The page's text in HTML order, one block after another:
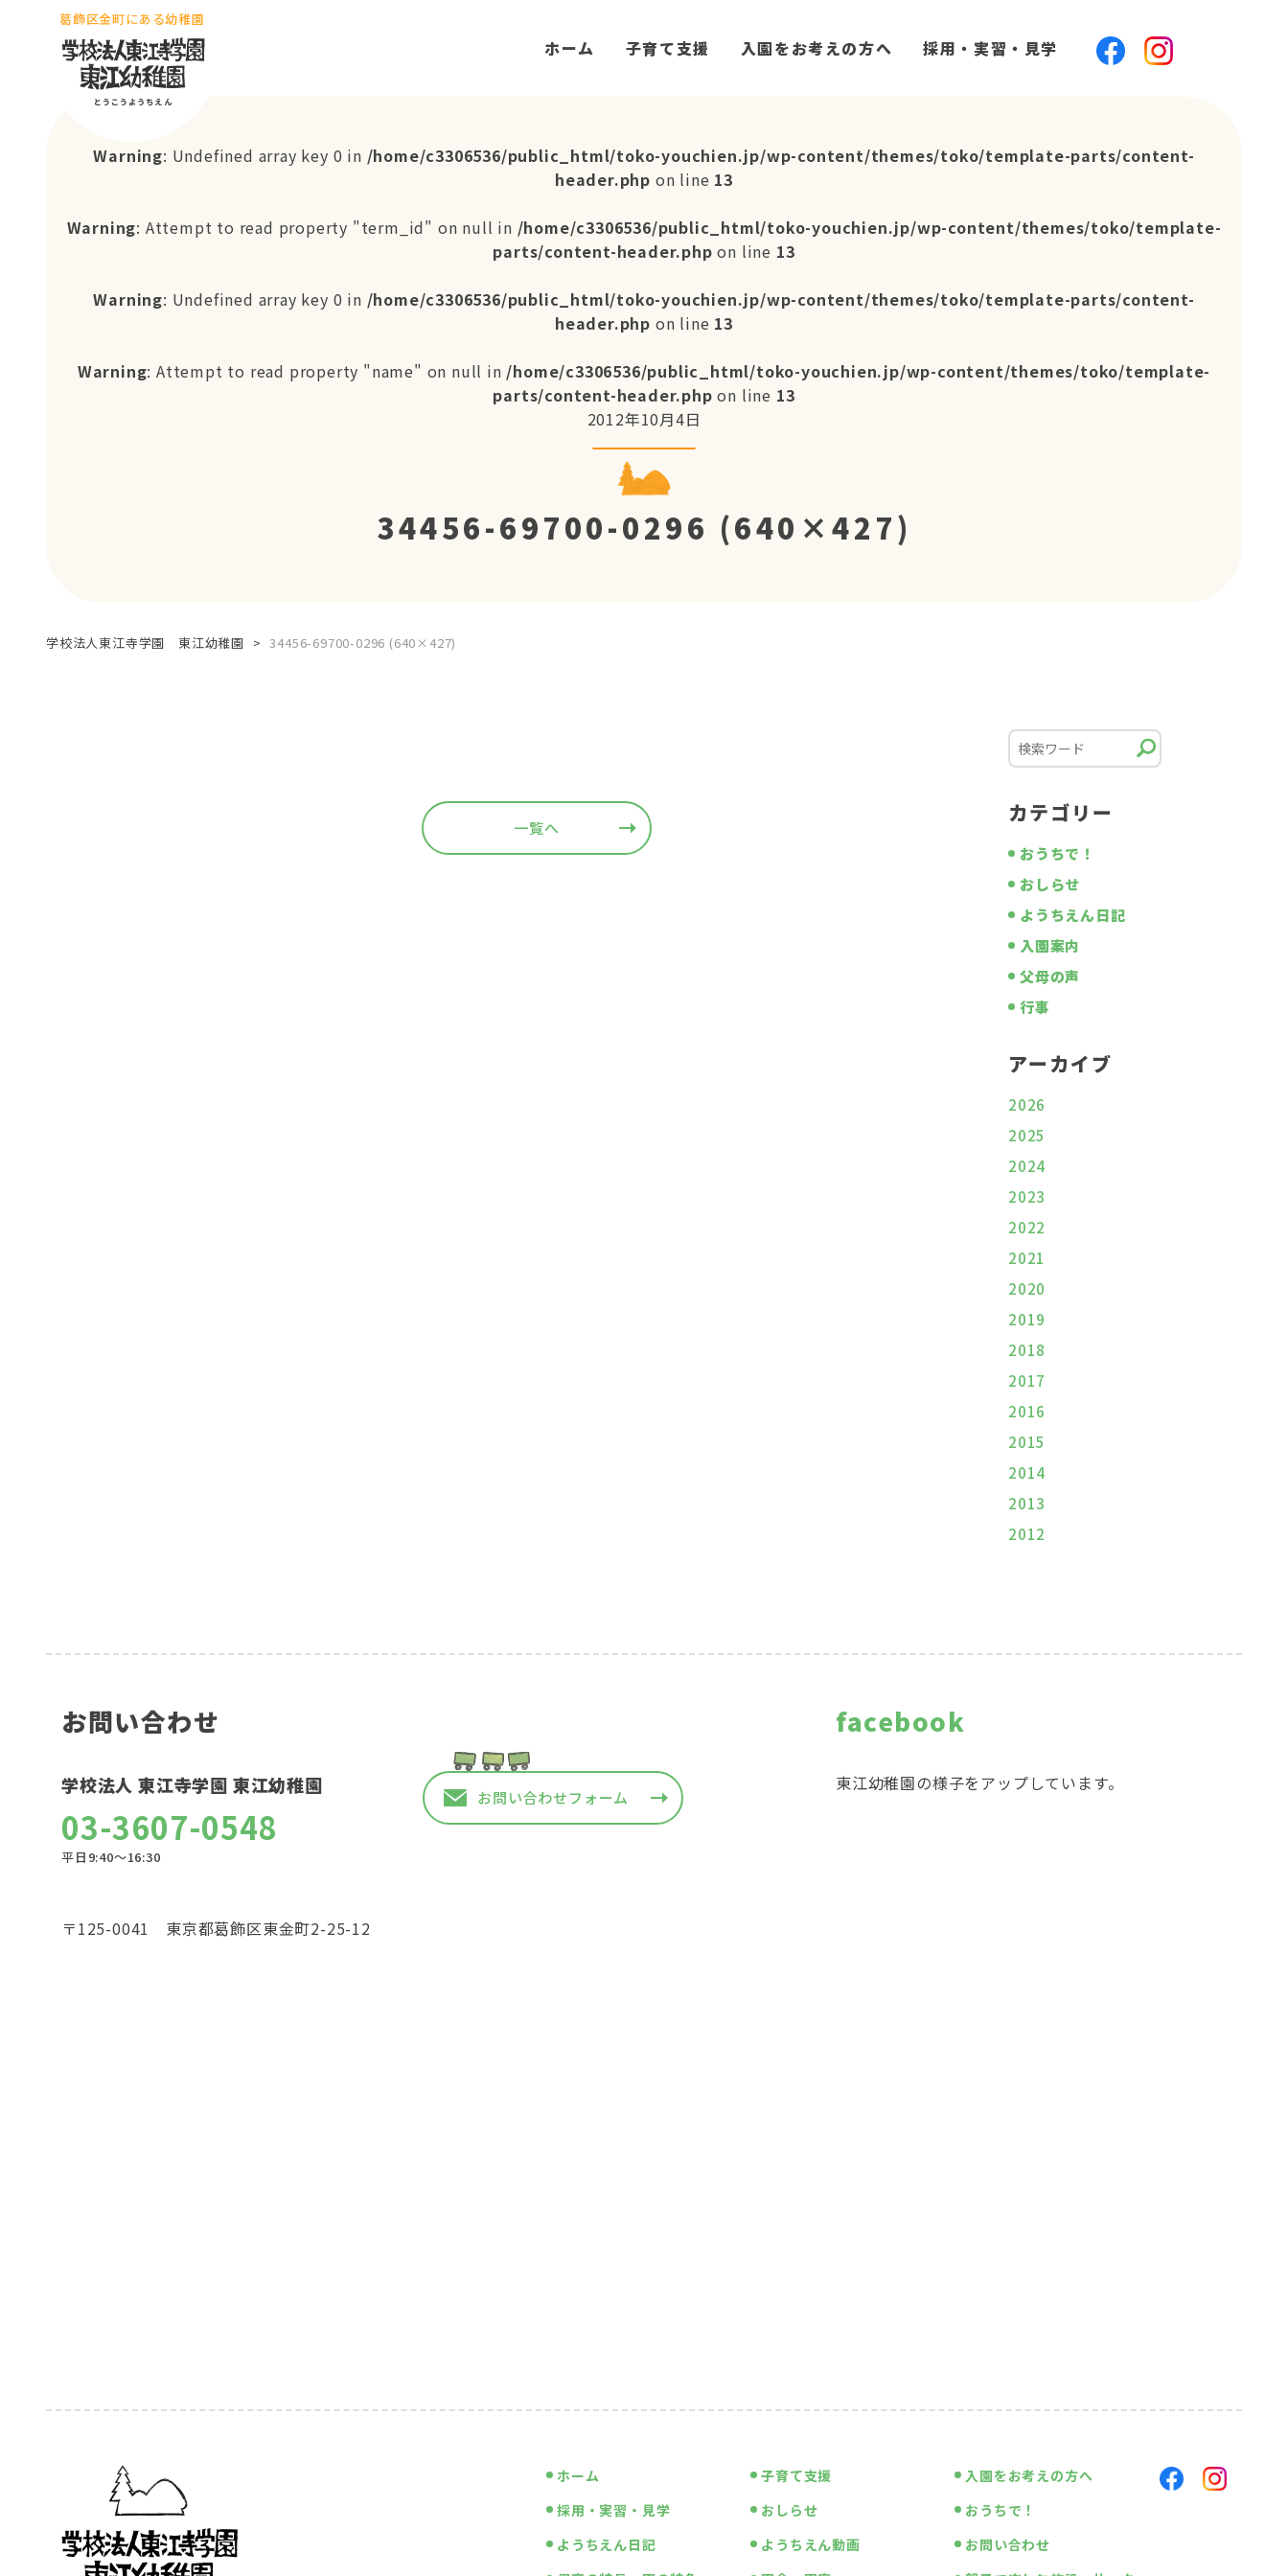
葛飾区金町にある幼稚園
ホーム 子育て支援 入園をお考えの方へ 採用・実習・見学
Warning: Undefined array key 0 in /home/c3306536/public_html/toko-youchien.jp/wp-content/themes/toko/template-parts/content-
header.php on line 13
Warning: Attempt to read property "term_id" on null in /home/c3306536/public_html/toko-youchien.jp/wp-content/themes/toko/template-
parts/content-header.php on line 13
Warning: Undefined array key 0 in /home/c3306536/public_html/toko-youchien.jp/wp-content/themes/toko/template-parts/content-
header.php on line 13
Warning: Attempt to read property "name" on null in /home/c3306536/public_html/toko-youchien.jp/wp-content/themes/toko/template-
parts/content-header.php on line 13
2012年10月4日
34456-69700-0296 (640×427)
学校法人東江寺学園 東江幼稚園 > 34456-69700-0296 (640×427)
一覧へ
カテゴリー
おうちで！
おしらせ
ようちえん日記
入園案内
父母の声
行事
アーカイブ
2026
2025
2024
2023
2022
2021
2020
2019
2018
2017
2016
2015
2014
2013
2012
お問い合わせ
学校法人 東江寺学園 東江幼稚園
03-3607-0548
平日9:40〜16:30
お問い合わせフォーム
〒125-0041 東京都葛飾区東金町2-25-12
facebook
東江幼稚園の様子をアップしています。
ホーム 子育て支援
入園をお考えの方へ
採用・実習・見学
おしらせ
おうちで！
ようちえん日記
ようちえん動画
お問い合わせ